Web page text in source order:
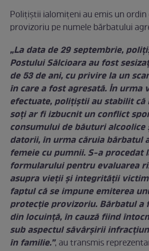
Poliţiştii ialomiţeni au emis un
provizoriu pe numele bărbatului
„La data de 29 septembrie,
Postului Sălcioara au fost
de 53 de ani, cu privire la un
în care a fost agresată. În urma
efectuate, poliţiştii au stabilit că
soţi ar fi izbucnit un conflict
consumului de băuturi alcoolice
datorii, în urma căruia bărbatul
femeie cu pumnii. S-a procedat
formularului pentru evaluarea
asupra vieţii şi integrităţii
faptul că se impune emiterea
protecţie provizoriu. Bărbatul a
din locuinţă, în cauză fiind
sub aspectul săvârşirii
în familie.”, au transmis